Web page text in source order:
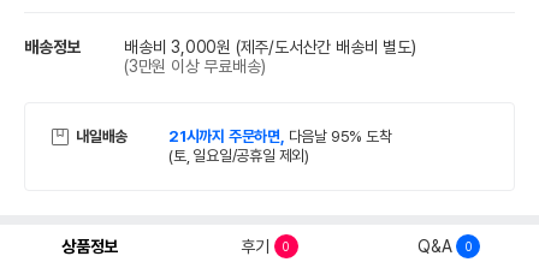
배송정보 배송비 3,000원 (제주/도서산간 배송비 별도)
(3만원 이상 무료배송)
내일배송 21시까지 주문하면, 다음날 95% 도착
(토, 일요일/공휴일 제외)
상품정보 후기 0 Q&A 0